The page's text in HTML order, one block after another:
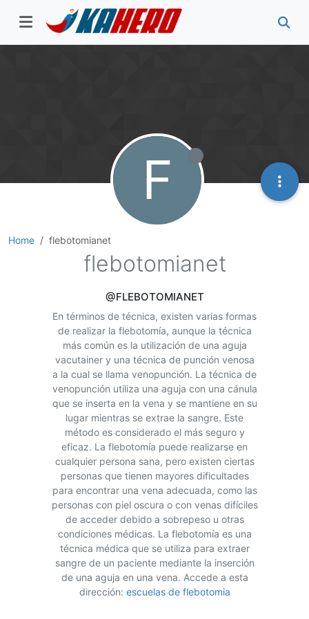
Home flebotomianet
F
flebotomianet
@FLEBOTOMIANET
En términos de técnica, existen varias formas
de realizar la flebotomía, aunque la técnica
más común es la utilización de una aguja
vacutainer y una técnica de punción venosa
a la cual se llama venopunción. La técnica de
venopunción utiliza una aguja con una cánula
que se inserta en la vena y se mantiene en su
lugar mientras se extrae la sangre. Este
método es considerado el más seguro y
eficaz. La flebotomía puede realizarse en
cualquier persona sana, pero existen ciertas
personas que tienen mayores dificultades
para encontrar una vena adecuada, como las
personas con piel oscura o con venas difíciles
de acceder debido a sobrepeso u otras
condiciones médicas. La flebotomía es una
técnica médica que se utiliza para extraer
sangre de un paciente mediante la inserción
de una aguja en una vena. Accede a esta
dirección: escuelas de flebotomia